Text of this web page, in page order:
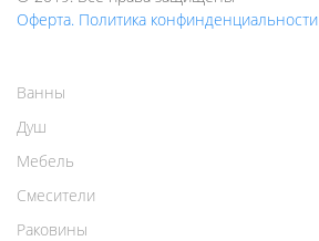
Оферта. Политика конфинденциальности
Ванны
Душ
Мебель
Смесители
Раковины